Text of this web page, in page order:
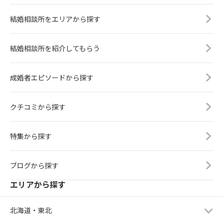
結婚相談所をエリアから探す
結婚相談所を紹介してもらう
成婚者エピソードから探す
クチコミから探す
特集から探す
ブログから探す
エリアから探す
北海道・東北